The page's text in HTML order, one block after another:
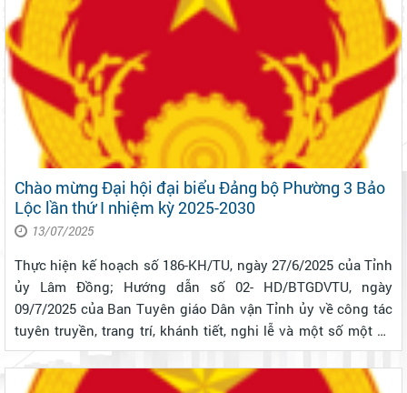
Chào mừng Đại hội đại biểu Đảng bộ Phường 3 Bảo
Lộc lần thứ I nhiệm kỳ 2025-2030
13/07/2025
Thực hiện kế hoạch số 186-KH/TU, ngày 27/6/2025 của Tỉnh
ủy Lâm Đồng; Hướng dẫn số 02- HD/BTGDVTU, ngày
09/7/2025 của Ban Tuyên giáo Dân vận Tỉnh ủy về công tác
tuyên truyền, trang trí, khánh tiết, nghi lễ và một số một số
nội dung liên quan đến đại hội cấp trên trực tiếp cơ sở và
đại hội Đảng bộ ...